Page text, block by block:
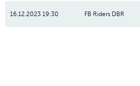
16.12.2023 19:30 FB Riders DBR